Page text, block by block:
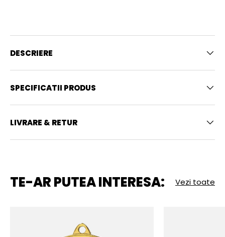
DESCRIERE
SPECIFICATII PRODUS
LIVRARE & RETUR
TE-AR PUTEA INTERESA: Vezi toate